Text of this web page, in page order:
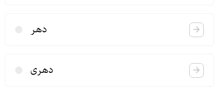
دهر
دهری